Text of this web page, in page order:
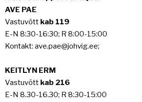
AVE PAE
Vastuvõtt kab 119
E-N 8:30-16:30; R 8:00-15:00
Kontakt: ave.pae@johvig.ee;
KEITLYN ERM
Vastuvõtt kab 216
E-N 8.30-16.30; R 8:30-15:00